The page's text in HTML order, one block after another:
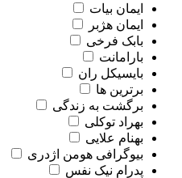
ایمان بیات
ایمان هژبر
بابک فرخی
بارامانت
بایسیکل ران
برترین ها
برگشت به زندگی
بهراد توکلی
بهنام علایی
بیوگرافی هومن اژدری
پدرام نیک نفس